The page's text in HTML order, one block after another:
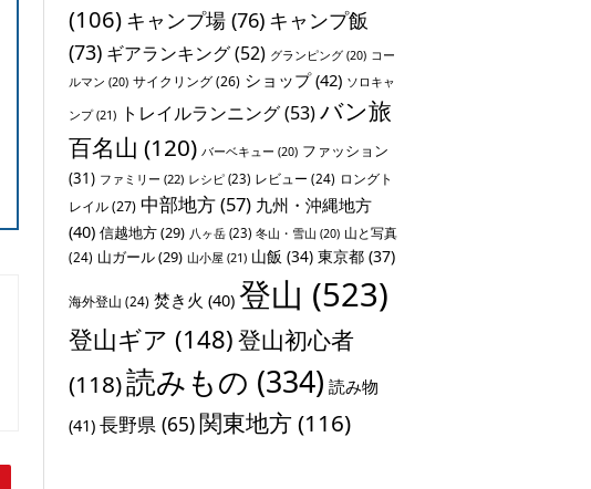
(106) キャンプ場 (76) キャンプ飯
(73) ギアランキング(52) グランピング (20) コー
ルマン (20) サイクリング(26) ショップ(42) ソロキャ
ンプ(21) トレイルランニング(53)バン旅
百名山 (120) バーベキュー (20) ファッション
(31) ファミリー (22) レシピ (23) レビュー (24) ロングト
レイル(27) 中部地方(57) 九州・沖縄地方
(40) 信越地方(29) 八ヶ岳 (23) 冬山・雪山 (20) 山と写真
(24) 山ガール(29) 山小屋 (21) 山飯 (34) 東京都 (37)
海外登山 (24) 焚き火 (40) 登山 (523)
登山ギア (148)登山初心者
(118)読みもの (334) 読み物
(41) 長野県 (65)関東地方(116)